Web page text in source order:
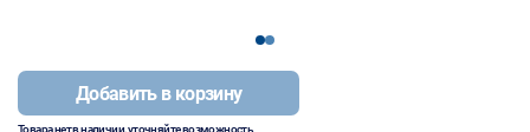
12
Добавить в корзину
Товара нет в наличии, уточняйте возможность